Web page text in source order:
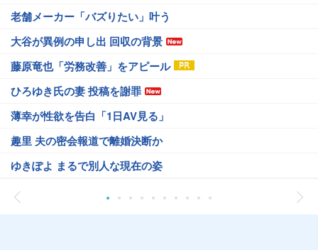
老舗メーカー「バズりたい」叶う
大谷が異例の申し出 回収の背景
藤原竜也「労務改善」をアピール
ひろゆき氏の妻 投稿を謝罪
薄幸が性欲を告白「1日AV見る」
趣里 夫の密会報道で離婚決断か
ゆきぽよ まるで別人な現在の姿